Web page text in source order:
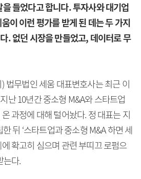
들었다고 합니다. 투자사와 대기업
이 이런 평가를 받게 된 데는 두 가지
. 없던 시장을 만들었고, 데이터로 무
법무법인 세움 대표변호사는 최근 이
난 10년간 중소형 M&A와 스타트업
과정에 대해 털어놨다. 정 대표는 지
뒤 ‘스타트업과 중소형 M&A 하면 세
확고히 심으며 관련 부띠끄 로펌으
는다.